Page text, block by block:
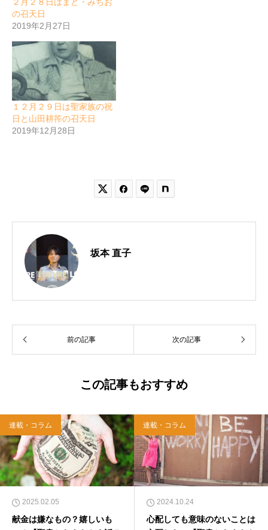
の召天日
2019年2月27日
１２月２９日は聖家族の祝
日と山田耕筰の召天日
2019年12月28日
 
坂本 直子
前の記事 次の記事
この記事もおすすめ
連載・コラム
2025.02.05
献金は嫌なもの？嬉しいも
連載・コラム
2024.10.24
心配しても意味のないことは